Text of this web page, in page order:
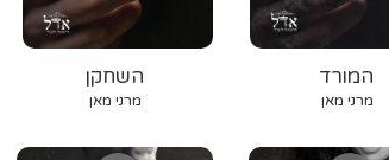
השחקן
מרני מאן
המורד
מרני מאן